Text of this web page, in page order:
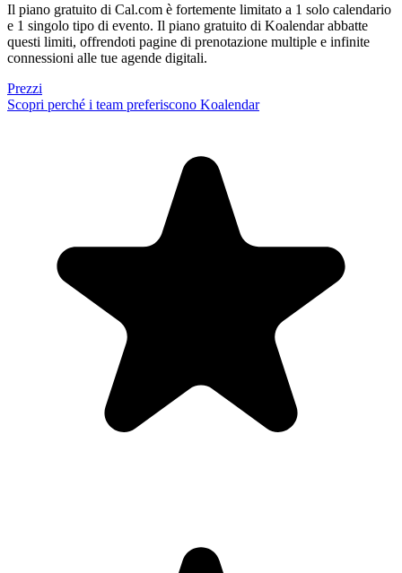
Il piano gratuito di Cal.com è fortemente limitato a 1 solo calendario
e 1 singolo tipo di evento. Il piano gratuito di Koalendar abbatte
questi limiti, offrendoti pagine di prenotazione multiple e infinite
connessioni alle tue agende digitali.
Prezzi
Scopri perché i team preferiscono Koalendar